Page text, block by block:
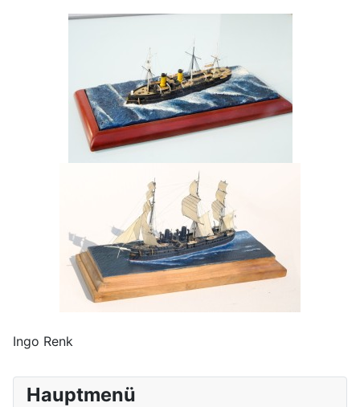
Hauptmenü
Ingo Renk